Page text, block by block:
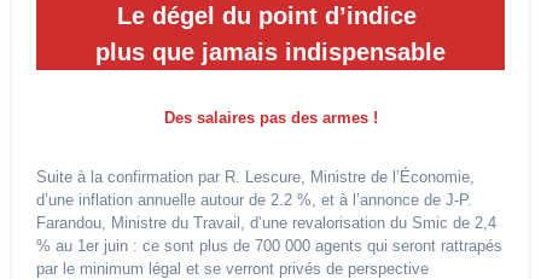
Le dégel du point d’indice
plus que jamais indispensable
Des salaires pas des armes !
Suite à la confirmation par R. Lescure, Ministre de l’Économie,
d’une inflation annuelle autour de 2.2 %, et à l’annonce de J-P.
Farandou, Ministre du Travail, d’une revalorisation du Smic de 2,4
% au 1er juin : ce sont plus de 700 000 agents qui seront rattrapés
par le minimum légal et se verront privés de perspective